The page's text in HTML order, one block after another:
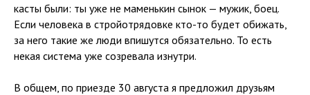
касты были: ты уже не маменькин сынок — мужик, боец.
Если человека в стройотрядовке кто-то будет обижать,
за него такие же люди впишутся обязательно. То есть
некая система уже созревала изнутри.
В общем, по приезде 30 августа я предложил друзьям